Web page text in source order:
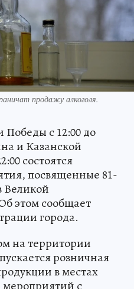
продажу алкоголя.
Победы с 12:00 до
и Казанской
состоятся
посвященные 81-
Великой
этом сообщает
города.
на территории
розничная
в местах